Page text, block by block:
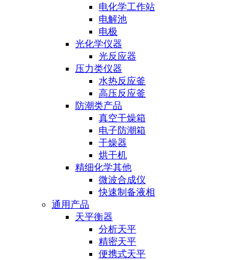
电化学工作站
电解池
电极
光化学仪器
光反应器
压力类仪器
水热反应釜
高压反应釜
防潮类产品
真空干燥箱
电子防潮箱
干燥器
烘干机
精细化学其他
微波合成仪
快速制备液相
通用产品
天平衡器
分析天平
精密天平
便携式天平